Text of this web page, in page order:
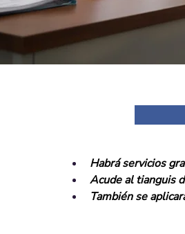
Habrá servicios
Acude al tianguis
También se